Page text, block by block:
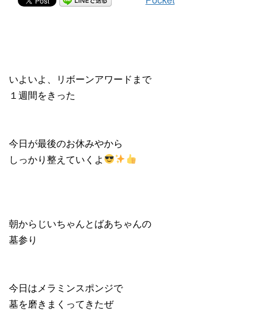
いよいよ、リボーンアワードまで
１週間をきった
今日が最後のお休みやから
しっかり整えていくよ
朝からじいちゃんとばあちゃんの
墓参り
今日はメラミンスポンジで
墓を磨きまくってきたぜ